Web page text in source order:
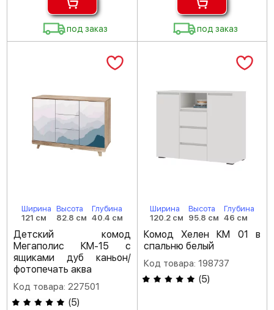
под заказ под заказ
Ширина
121 см
Высота
82.8 см
Глубина
40.4 см
Детский комод
Мегаполис КМ-15 с
ящиками дуб каньон/
фотопечать аква
Код товара: 227501
(5)
Ширина
120.2 см
Высота
95.8 см
Глубина
46 см
Комод Хелен КМ 01 в
спальню белый
Код товара: 198737
(5)